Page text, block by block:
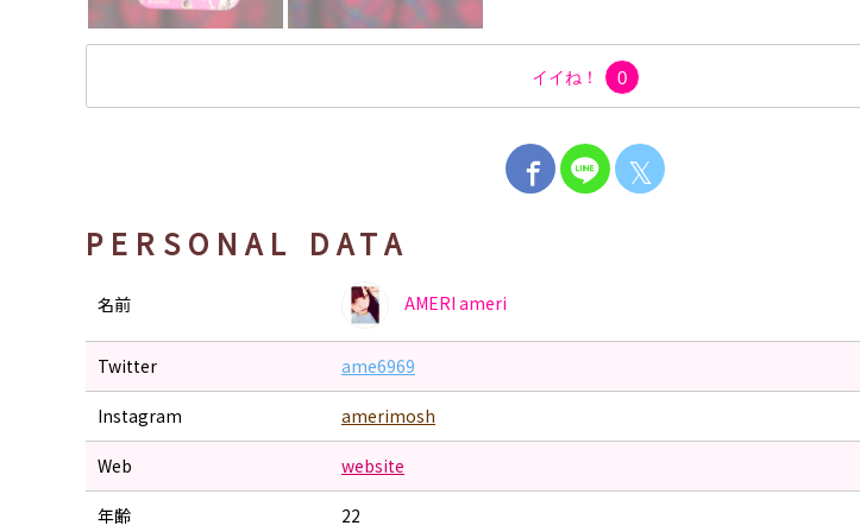
イイね！ 0
𝕏
PERSONAL DATA
名前 AMERI ameri
Twitter ame6969
Instagram amerimosh
Web website
年齢 22